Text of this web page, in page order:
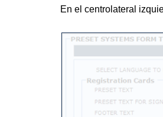
En el centro lateral